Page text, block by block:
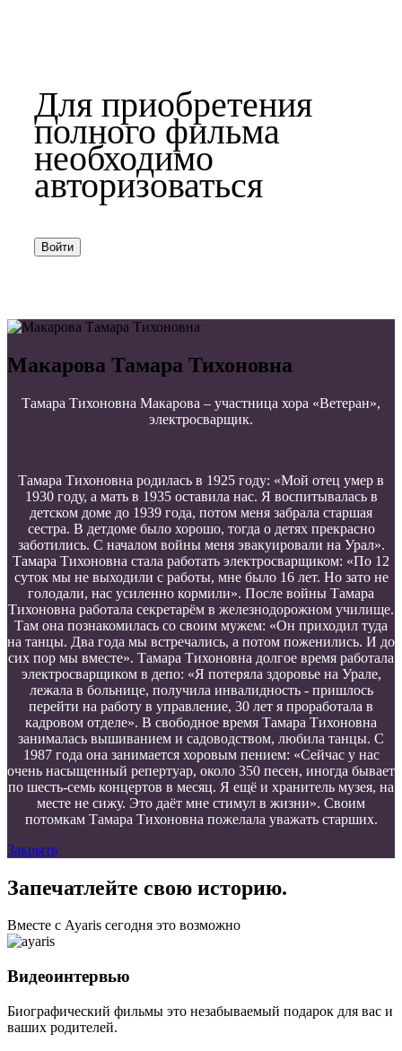
Для приобретения
полного фильма
необходимо
авторизоваться
Войти
Макарова Тамара Тихоновна
Тамара Тихоновна Макарова – участница хора «Ветеран»,
электросварщик.
Тамара Тихоновна родилась в 1925 году: «Мой отец умер в
1930 году, а мать в 1935 оставила нас. Я воспитывалась в
детском доме до 1939 года, потом меня забрала старшая
сестра. В детдоме было хорошо, тогда о детях прекрасно
заботились. С началом войны меня эвакуировали на Урал».
Тамара Тихоновна стала работать электросварщиком: «По 12
суток мы не выходили с работы, мне было 16 лет. Но зато не
голодали, нас усиленно кормили». После войны Тамара
Тихоновна работала секретарём в железнодорожном училище.
Там она познакомилась со своим мужем: «Он приходил туда
на танцы. Два года мы встречались, а потом поженились. И до
сих пор мы вместе». Тамара Тихоновна долгое время работала
электросварщиком в депо: «Я потеряла здоровье на Урале,
лежала в больнице, получила инвалидность - пришлось
перейти на работу в управление, 30 лет я проработала в
кадровом отделе». В свободное время Тамара Тихоновна
занималась вышиванием и садоводством, любила танцы. С
1987 года она занимается хоровым пением: «Сейчас у нас
очень насыщенный репертуар, около 350 песен, иногда бывает
по шесть-семь концертов в месяц. Я ещё и хранитель музея, на
месте не сижу. Это даёт мне стимул в жизни». Своим
потомкам Тамара Тихоновна пожелала уважать старших.
Закрыть
Запечатлейте свою историю.
Вместе с Ayaris сегодня это возможно
Видеоинтервью
Биографический фильмы это незабываемый подарок для вас и
ваших родителей.